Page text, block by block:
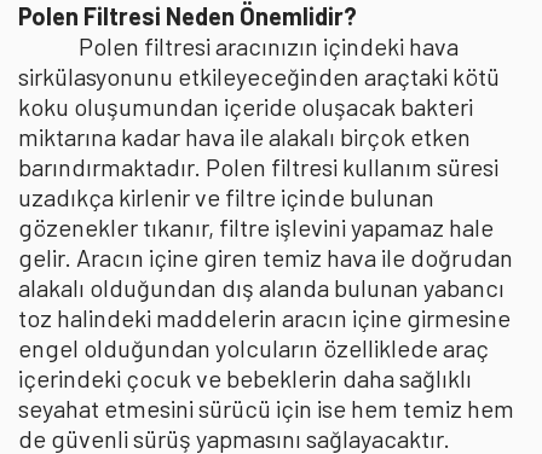
Polen Filtresi Neden Önemlidir?
Polen filtresi aracınızın içindeki hava
sirkülasyonunu etkileyeceğinden araçtaki kötü
koku oluşumundan içeride oluşacak bakteri
miktarına kadar hava ile alakalı birçok etken
barındırmaktadır. Polen filtresi kullanım süresi
uzadıkça kirlenir ve filtre içinde bulunan
gözenekler tıkanır, filtre işlevini yapamaz hale
gelir. Aracın içine giren temiz hava ile doğrudan
alakalı olduğundan dış alanda bulunan yabancı
toz halindeki maddelerin aracın içine girmesine
engel olduğundan yolcuların özelliklede araç
içerindeki çocuk ve bebeklerin daha sağlıklı
seyahat etmesini sürücü için ise hem temiz hem
de güvenli sürüş yapmasını sağlayacaktır.